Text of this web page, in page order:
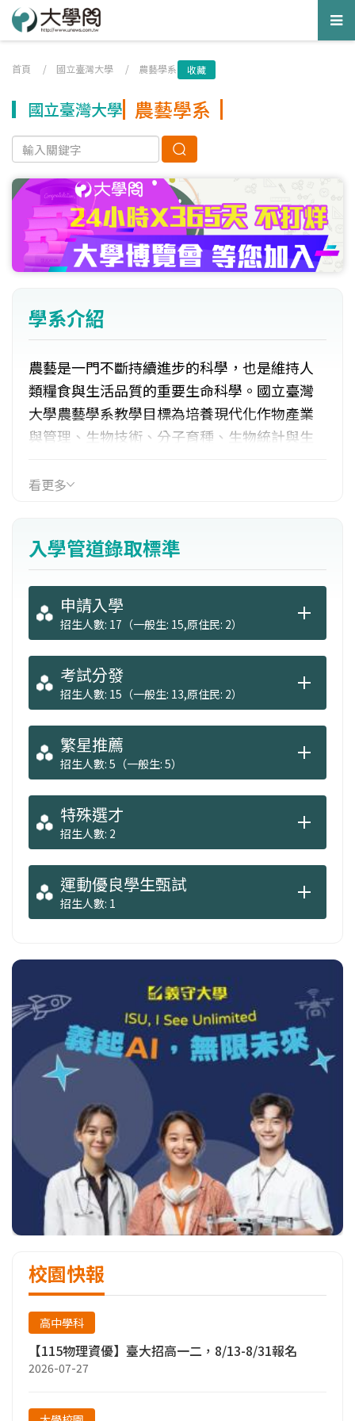
首頁 / 國立臺灣大學 / 農藝學系 收藏
國立臺灣大學 農藝學系
學系介紹
農藝是一門不斷持續進步的科學，也是維持人
類糧食與生活品質的重要生命科學。國立臺灣
大學農藝學系教學目標為培養現代化作物產業
與管理、生物技術、分子育種、生物統計與生
才。近年來往農業技術、分子生物學、分子遺
關、各農業試驗所、海外會及農技團等單位工
作。
看更多
入學管道錄取標準
申請入學
招生人數: 17（一般生: 15,原住民: 2）
考試分發
招生人數: 15（一般生: 13,原住民: 2）
繁星推薦
招生人數: 5（一般生: 5）
特殊選才
招生人數: 2
運動優良學生甄試
招生人數: 1
校園快報
高中學科
【115物理資優】臺大招高一二，8/13-8/31報名
2026-07-27